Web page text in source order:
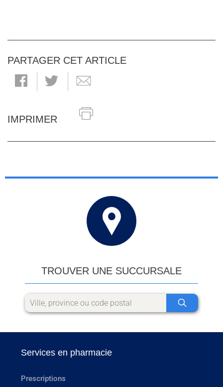
PARTAGER CET ARTICLE
IMPRIMER
TROUVER UNE SUCCURSALE
Services en pharmacie
Prescriptions